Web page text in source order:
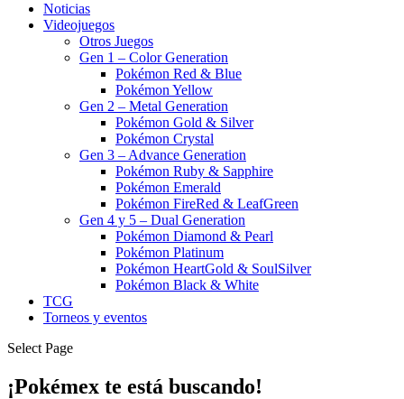
Noticias
Videojuegos
Otros Juegos
Gen 1 – Color Generation
Pokémon Red & Blue
Pokémon Yellow
Gen 2 – Metal Generation
Pokémon Gold & Silver
Pokémon Crystal
Gen 3 – Advance Generation
Pokémon Ruby & Sapphire
Pokémon Emerald
Pokémon FireRed & LeafGreen
Gen 4 y 5 – Dual Generation
Pokémon Diamond & Pearl
Pokémon Platinum
Pokémon HeartGold & SoulSilver
Pokémon Black & White
TCG
Torneos y eventos
Select Page
¡Pokémex te está buscando!